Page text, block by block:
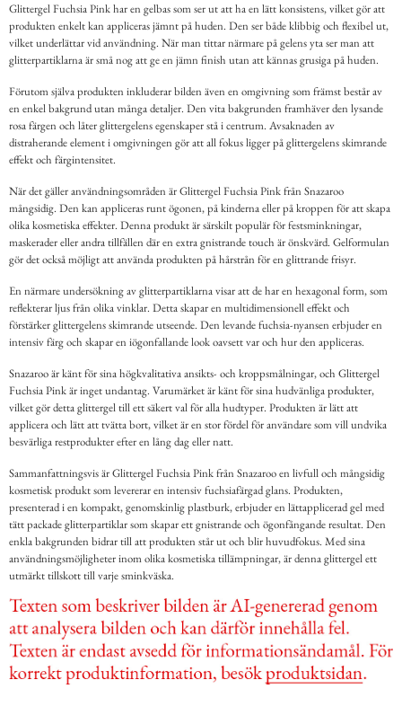
Glittergel Fuchsia Pink har en gelbas som ser ut att ha en lätt konsistens, vilket gör att
produkten enkelt kan appliceras jämnt på huden. Den ser både klibbig och flexibel ut,
vilket underlättar vid användning. När man tittar närmare på gelens yta ser man att
glitterpartiklarna är små nog att ge en jämn finish utan att kännas grusiga på huden.
Förutom själva produkten inkluderar bilden även en omgivning som främst består av
en enkel bakgrund utan många detaljer. Den vita bakgrunden framhäver den lysande
rosa färgen och låter glittergelens egenskaper stå i centrum. Avsaknaden av
distraherande element i omgivningen gör att all fokus ligger på glittergelens skimrande
effekt och färgintensitet.
När det gäller användningsområden är Glittergel Fuchsia Pink från Snazaroo
mångsidig. Den kan appliceras runt ögonen, på kinderna eller på kroppen för att skapa
olika kosmetiska effekter. Denna produkt är särskilt populär för festsminkningar,
maskerader eller andra tillfällen där en extra gnistrande touch är önskvärd. Gelformulan
gör det också möjligt att använda produkten på hårstrån för en glittrande frisyr.
En närmare undersökning av glitterpartiklarna visar att de har en hexagonal form, som
reflekterar ljus från olika vinklar. Detta skapar en multidimensionell effekt och
förstärker glittergelens skimrande utseende. Den levande fuchsia-nyansen erbjuder en
intensiv färg och skapar en iögonfallande look oavsett var och hur den appliceras.
Snazaroo är känt för sina högkvalitativa ansikts- och kroppsmålningar, och Glittergel
Fuchsia Pink är inget undantag. Varumärket är känt för sina hudvänliga produkter,
vilket gör detta glittergel till ett säkert val för alla hudtyper. Produkten är lätt att
applicera och lätt att tvätta bort, vilket är en stor fördel för användare som vill undvika
besvärliga restprodukter efter en lång dag eller natt.
Sammanfattningsvis är Glittergel Fuchsia Pink från Snazaroo en livfull och mångsidig
kosmetisk produkt som levererar en intensiv fuchsiafärgad glans. Produkten,
presenterad i en kompakt, genomskinlig plastburk, erbjuder en lättapplicerad gel med
tätt packade glitterpartiklar som skapar ett gnistrande och ögonfångande resultat. Den
enkla bakgrunden bidrar till att produkten står ut och blir huvudfokus. Med sina
användningsmöjligheter inom olika kosmetiska tillämpningar, är denna glittergel ett
utmärkt tillskott till varje sminkväska.